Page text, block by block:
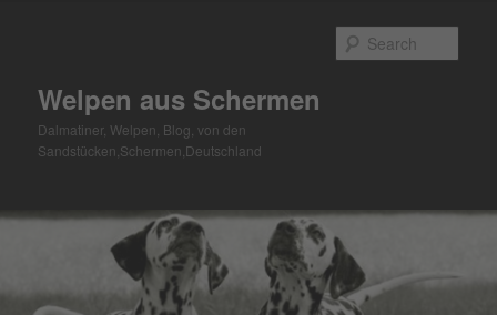
Welpen aus Schermen
Dalmatiner, Welpen, Blog, von den
Sandstücken,Schermen,Deutschland